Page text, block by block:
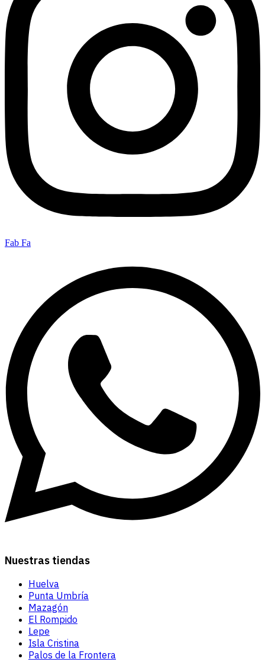
Fab Fa
Nuestras tiendas
Huelva
Punta Umbría
Mazagón
El Rompido
Lepe
Isla Cristina
Palos de la Frontera